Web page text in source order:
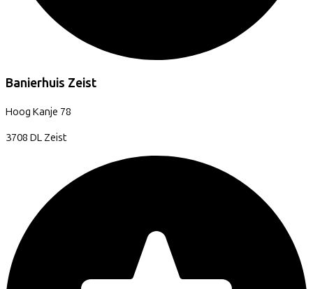
Banierhuis Zeist
Hoog Kanje 78
3708 DL Zeist